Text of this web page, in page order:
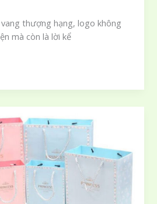
thượng hạng, logo không
mà còn là lời kể